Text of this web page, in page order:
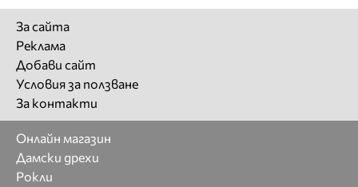
За сайта
Реклама
Добави сайт
Условия за ползване
За контакти
Онлайн магазин
Дамски дрехи
Рокли